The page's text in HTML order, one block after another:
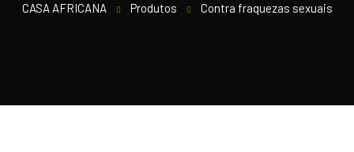
CASA AFRICANA Produtos Contra fraquezas sexuais